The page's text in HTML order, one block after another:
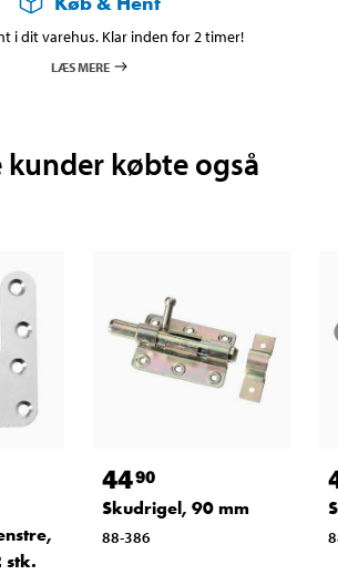
i dit varehus. Klar inden for 2 timer!
LÆS MERE
kunder købte også
stk.
4490
Skudrigel, 90 mm
88-386